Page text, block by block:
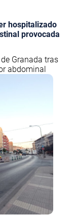
hospitalizado
provocada
Granada tras
abdominal